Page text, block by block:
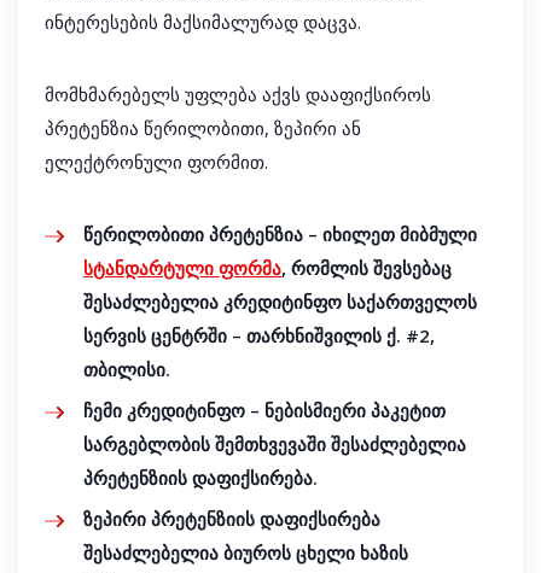
ინტერესების მაქსიმალურად დაცვა.
მომხმარებელს უფლება აქვს დააფიქსიროს
პრეტენზია წერილობითი, ზეპირი ან
ელექტრონული ფორმით.
წერილობითი პრეტენზია – იხილეთ მიბმული
სტანდარტული ფორმა, რომლის შევსებაც
შესაძლებელია კრედიტინფო საქართველოს
სერვის ცენტრში – თარხნიშვილის ქ. #2,
თბილისი.
ჩემი კრედიტინფო – ნებისმიერი პაკეტით
სარგებლობის შემთხვევაში შესაძლებელია
პრეტენზიის დაფიქსირება.
ზეპირი პრეტენზიის დაფიქსირება
შესაძლებელია ბიუროს ცხელი ხაზის